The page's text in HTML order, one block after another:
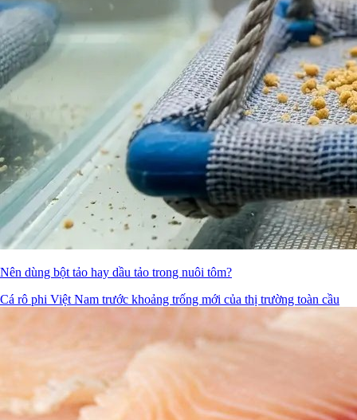
Nên dùng bột tảo hay dầu tảo trong nuôi tôm?
Cá rô phi Việt Nam trước khoảng trống mới của thị trường toàn cầu